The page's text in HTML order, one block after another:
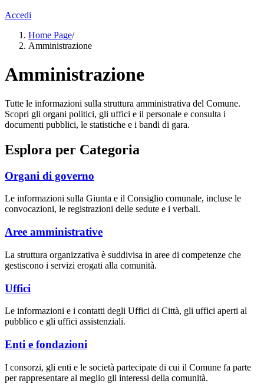
Accedi
Home Page/
Amministrazione
Amministrazione
Tutte le informazioni sulla struttura amministrativa del Comune.
Scopri gli organi politici, gli uffici e il personale e consulta i
documenti pubblici, le statistiche e i bandi di gara.
Esplora per Categoria
Organi di governo
Le informazioni sulla Giunta e il Consiglio comunale, incluse le
convocazioni, le registrazioni delle sedute e i verbali.
Aree amministrative
La struttura organizzativa è suddivisa in aree di competenze che
gestiscono i servizi erogati alla comunità.
Uffici
Le informazioni e i contatti degli Uffici di Città, gli uffici aperti al
pubblico e gli uffici assistenziali.
Enti e fondazioni
I consorzi, gli enti e le società partecipate di cui il Comune fa parte
per rappresentare al meglio gli interessi della comunità.